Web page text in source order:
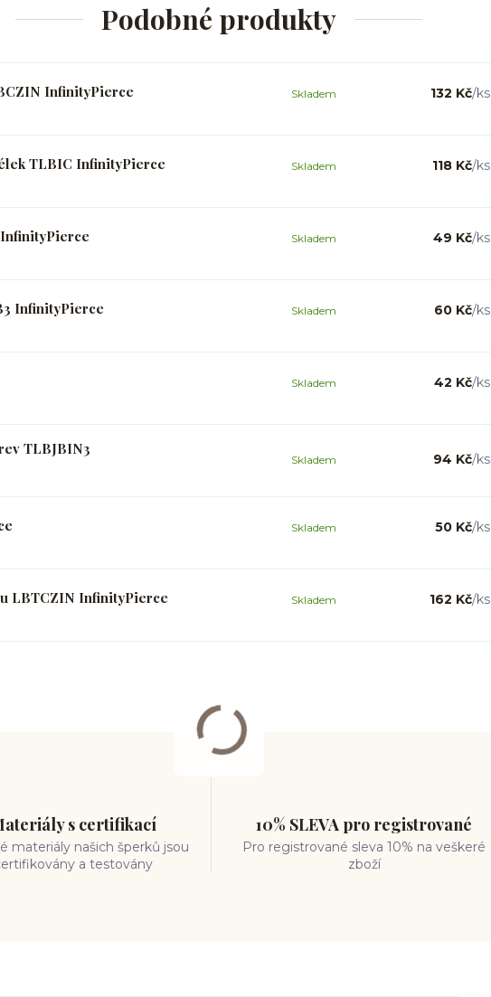
Podobné produkty
InfinityPierce 132 Kč/ks
Skladem
TLBIC InfinityPierce 118 Kč/ks
Skladem
49 Kč/ks
Skladem
InfinityPierce 60 Kč/ks
Skladem
42 Kč/ks
Skladem
TLBJBIN3
94 Kč/ks
Skladem
50 Kč/ks
Skladem
LBTCZIN InfinityPierce 162 Kč/ks
Skladem
s certifikací
materiály našich šperků jsou
a testovány
10% SLEVA pro registrované
Pro registrované sleva 10% na veškeré
zboží